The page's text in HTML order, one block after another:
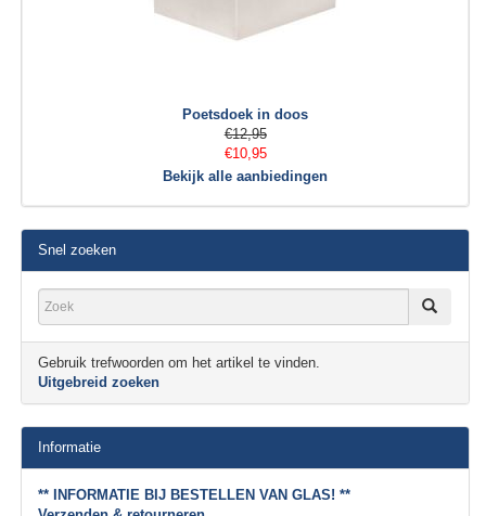
Poetsdoek in doos
€12,95
€10,95
Bekijk alle aanbiedingen
Snel zoeken
Gebruik trefwoorden om het artikel te vinden.
Uitgebreid zoeken
Informatie
** INFORMATIE BIJ BESTELLEN VAN GLAS! **